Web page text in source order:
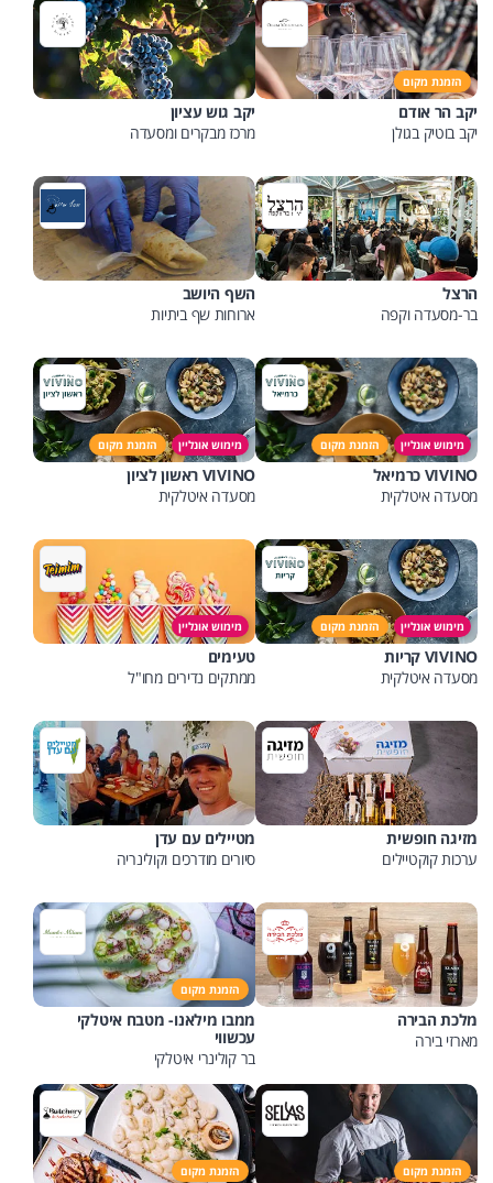
הזמנת מקום
יקב הר אודם
יקב בוטיק בגולן
יקב גוש עציון
מרכז מבקרים ומסעדה
הרצל
בר-מסעדה וקפה
השף היושב
ארוחות שף ביתיות
מימוש אונליין הזמנת מקום
VIVINO כרמיאל
מסעדה איטלקית
מימוש אונליין הזמנת מקום
VIVINO ראשון לציון
מסעדה איטלקית
מימוש אונליין הזמנת מקום
VIVINO קריות
מסעדה איטלקית
מימוש אונליין
טעימים
ממתקים נדירים מחו"ל
מזיגה חופשית
ערכות קוקטיילים
מטיילים עם עדן
סיורים מודרכים וקולינריה
מלכת הבירה
מארזי בירה
הזמנת מקום
ממבו מילאנו- מטבח איטלקי
עכשווי
בר קולינרי איטלקי
הזמנת מקום הזמנת מקום